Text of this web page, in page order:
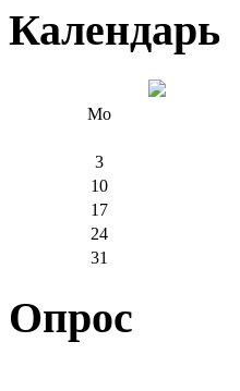
Календарь
Mo
3
10
17
24
31
Опрос